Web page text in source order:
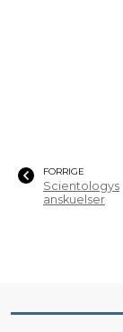
FORRIGE
Scientologys
anskuelser